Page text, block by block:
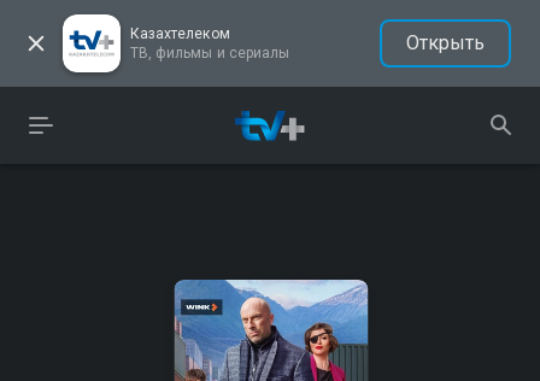
Казахтелеком
ТВ, фильмы и сериалы
Открыть